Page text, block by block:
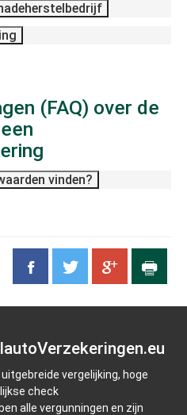
(FAQ) over de
vinden?
uitgebreide vergelijking, hoge
check
alle vergunningen en zijn